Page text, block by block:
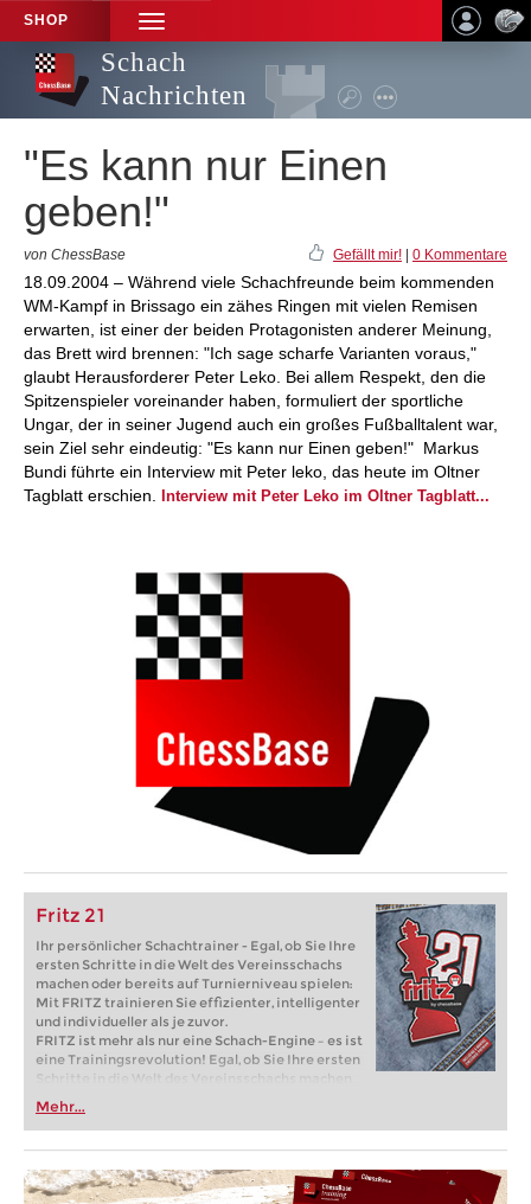
SHOP
TOGGLE
NAVIGATION
Schach
Nachrichten
"Es kann nur Einen
geben!"
von ChessBase Gefällt mir! 0 Kommentare
18.09.2004 – Während viele Schachfreunde beim kommenden
WM-Kampf in Brissago ein zähes Ringen mit vielen Remisen
erwarten, ist einer der beiden Protagonisten anderer Meinung,
das Brett wird brennen: "Ich sage scharfe Varianten voraus,"
glaubt Herausforderer Peter Leko. Bei allem Respekt, den die
Spitzenspieler voreinander haben, formuliert der sportliche
Ungar, der in seiner Jugend auch ein großes Fußballtalent war,
sein Ziel sehr eindeutig: "Es kann nur Einen geben!" Markus
Bundi führte ein Interview mit Peter leko, das heute im Oltner
Tagblatt erschien.
Interview mit Peter Leko im Oltner Tagblatt...
Fritz 21
Ihr persönlicher Schachtrainer - Egal, ob Sie Ihre
ersten Schritte in die Welt des Vereinsschachs
machen oder bereits auf Turnierniveau spielen:
Mit FRITZ trainieren Sie effizienter, intelligenter
und individueller als je zuvor.
FRITZ ist mehr als nur eine Schach-Engine – es ist
eine Trainingsrevolution! Egal, ob Sie Ihre ersten
Schritte in die Welt des Vereinsschachs machen
oder bereits auf Turnierniveau spielen: Mit
FRITZ trainieren Sie effizienter, intelligenter und
individueller als je zuvor.
Mehr...